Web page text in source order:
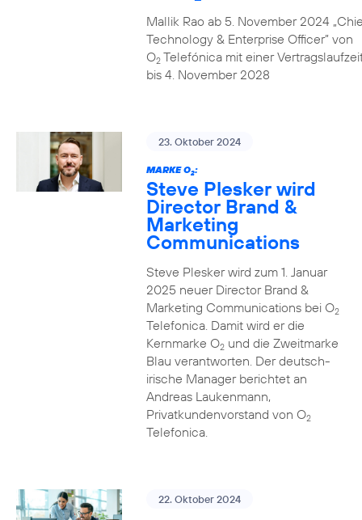
Mallik Rao ab 5. November 2024
Technology & Enterprise Officer” von
O2Telefónica mit einer
bis 4. November 2028
23. Oktober 2024
MARKE O2:
Steve Plesker wird
Director Brand &
Marketing
Communications
Steve Plesker wird zum 1. Januar
2025 neuer Director Brand &
Marketing Communications bei O2
Telefonica. Damit wird er die
Kernmarke O2und die Zweitmarke
Blau verantworten. Der deutsch-
irische Manager berichtet an
Andreas Laukenmann,
Privatkundenvorstand von O2
Telefonica.
22. Oktober 2024